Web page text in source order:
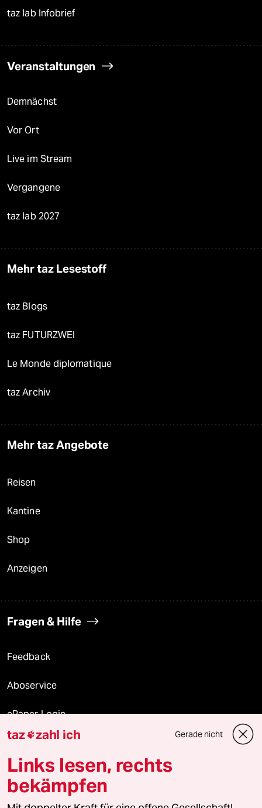
taz lab Infobrief
Veranstaltungen
Demnächst
Vor Ort
Live im Stream
Vergangene
taz lab 2027
Mehr taz Lesestoff
taz Blogs
taz FUTURZWEI
Le Monde diplomatique
taz Archiv
Mehr taz Angebote
Reisen
Kantine
Shop
Anzeigen
Fragen & Hilfe
Feedback
Aboservice
ePaper Login
Downloads für Abonnierende
© 2026 taz Verlags und Vertriebs GmbH
taz zahl ich Gerade nicht
Links lesen, rechts
bekämpfen